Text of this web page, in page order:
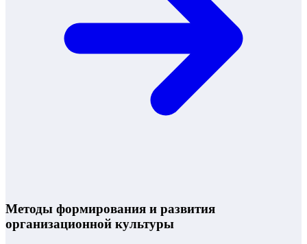
Методы формирования и развития
организационной культуры